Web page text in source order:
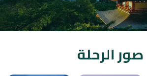
صور الرحلة